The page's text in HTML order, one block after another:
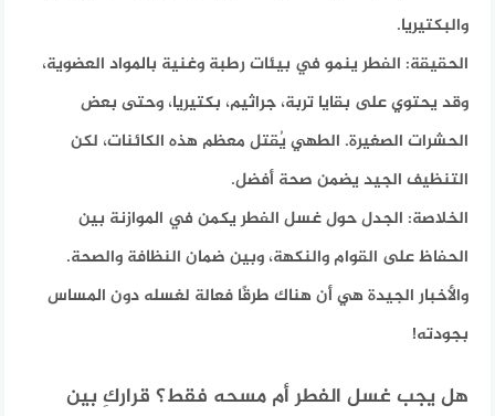
والبكتيريا.
الحقيقة: الفطر ينمو في بيئات رطبة وغنية بالمواد العضوية،
وقد يحتوي على بقايا تربة، جراثيم، بكتيريا، وحتى بعض
الحشرات الصغيرة. الطهي يُقتل معظم هذه الكائنات، لكن
التنظيف الجيد يضمن صحة أفضل.
الخلاصة: الجدل حول غسل الفطر يكمن في الموازنة بين
الحفاظ على القوام والنكهة، وبين ضمان النظافة والصحة.
والأخبار الجيدة هي أن هناك طرقًا فعالة لغسله دون المساس
بجودته!
هل يجب غسل الفطر أم مسحه فقط؟ قراركِ بين